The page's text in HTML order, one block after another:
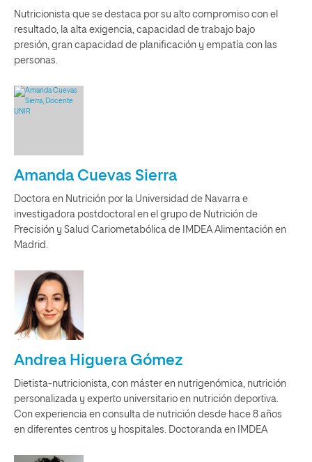
Nutricionista que se destaca por su alto compromiso con el
resultado, la alta exigencia, capacidad de trabajo bajo
presión, gran capacidad de planificación y empatía con las
personas.
Amanda Cuevas Sierra
Doctora en Nutrición por la Universidad de Navarra e
investigadora postdoctoral en el grupo de Nutrición de
Precisión y Salud Cariometabólica de IMDEA Alimentación en
Madrid.
Andrea Higuera Gómez
Dietista-nutricionista, con máster en nutrigenómica, nutrición
personalizada y experto universitario en nutrición deportiva.
Con experiencia en consulta de nutrición desde hace 8 años
en diferentes centros y hospitales. Doctoranda en IMDEA